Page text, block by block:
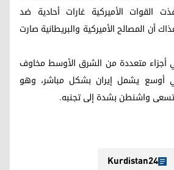
القوات الأميركية غارات أحادية ضد
أن المصالح الأميركية والبريطانية صارت
في أجزاء متعددة من الشرق الأوسط مخاوف
أوسع يشمل إيران بشكل مباشر، وهو
تسعى واشنطن بشدة إلى تجنبه.
Kurdistan24